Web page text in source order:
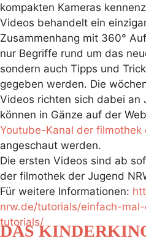
kompakten Kameras
Videos behandelt ein
Zusammenhang mit 360°
nur Begriffe rund um das
sondern auch Tipps und
gegeben werden. Die
Videos richten sich dabei an
können in Gänze auf der
Youtube-Kanal der filmothek
angeschaut werden.
Die ersten Videos sind ab
der filmothek der Jugend
Für weitere Informationen:
nrw.de/tutorials/einfach-
tutorials/
DAS